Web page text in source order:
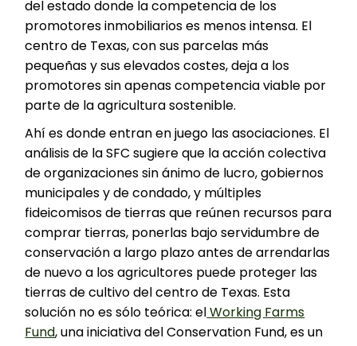
del estado donde la competencia de los
promotores inmobiliarios es menos intensa. El
centro de Texas, con sus parcelas más
pequeñas y sus elevados costes, deja a los
promotores sin apenas competencia viable por
parte de la agricultura sostenible.
Ahí es donde entran en juego las asociaciones. El
análisis de la SFC sugiere que la acción colectiva
de organizaciones sin ánimo de lucro, gobiernos
municipales y de condado, y múltiples
fideicomisos de tierras que reúnen recursos para
comprar tierras, ponerlas bajo servidumbre de
conservación a largo plazo antes de arrendarlas
de nuevo a los agricultores puede proteger las
tierras de cultivo del centro de Texas. Esta
solución no es sólo teórica: elWorking Farms
Fund, una iniciativa del Conservation Fund, es un